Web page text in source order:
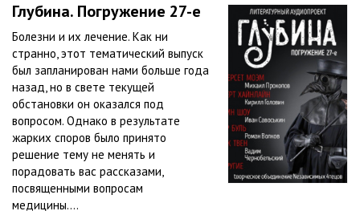
Глубина. Погружение 27-е
Болезни и их лечение. Как ни
странно, этот тематический выпуск
был запланирован нами больше года
назад, но в свете текущей
обстановки он оказался под
вопросом. Однако в результате
жарких споров было принято
решение тему не менять и
порадовать вас рассказами,
посвященными вопросам
медицины....